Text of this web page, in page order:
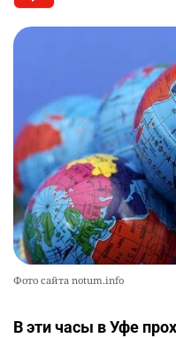
Фото сайта notum.info
В эти часы в Уфе